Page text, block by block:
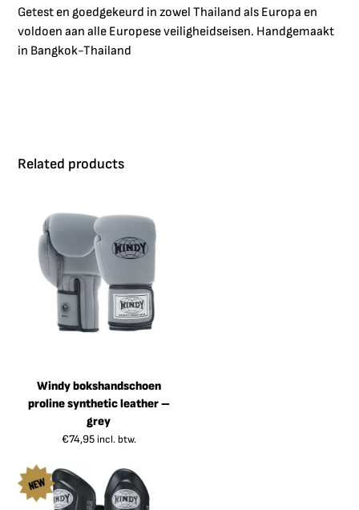
Getest en goedgekeurd in zowel Thailand als Europa en
voldoen aan alle Europese veiligheidseisen. Handgemaakt
in Bangkok-Thailand
Related products
Windy bokshandschoen
proline synthetic leather –
grey
€74,95 incl. btw.